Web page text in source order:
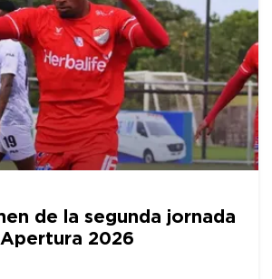
de la segunda jornada
2026